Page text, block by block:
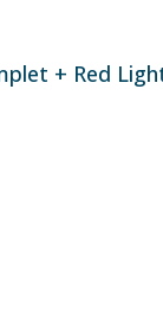
+ Red